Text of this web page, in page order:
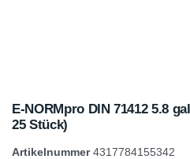
E-NORMpro DIN 71412 5.8
25 Stück)
Artikelnummer4317784155342